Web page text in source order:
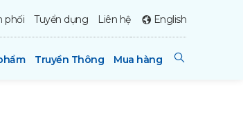
phối Tuyển dụng Liên hệ English
Truyền Thông Mua hàng